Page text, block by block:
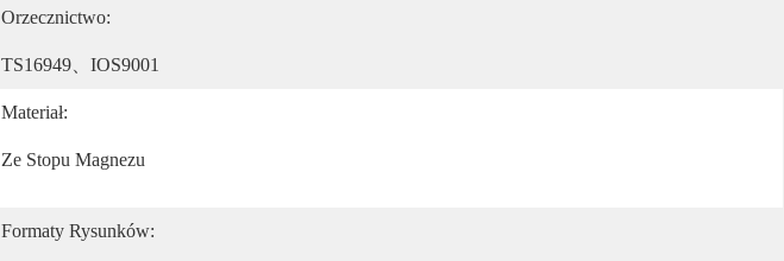
Orzecznictwo:
TS16949、IOS9001
Materiał:
Ze Stopu Magnezu
Formaty Rysunków: